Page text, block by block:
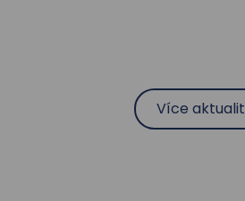
Více aktualit